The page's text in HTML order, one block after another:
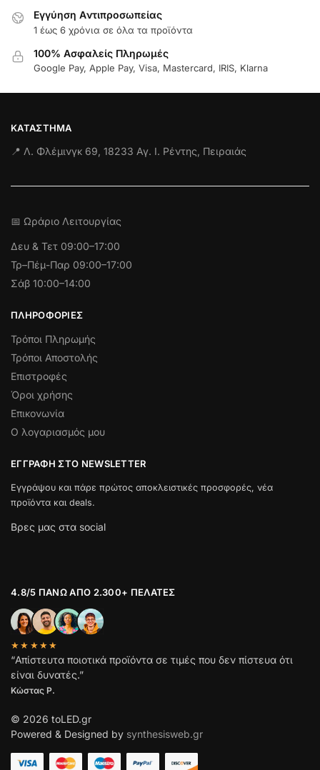
Εγγύηση Aντιπροσωπείας
1 έως 6 χρόνια σε όλα τα προϊόντα
100% Ασφαλείς Πληρωμές
Google Pay, Apple Pay, Visa, Mastercard, IRIS, Klarna
ΚΑΤΆΣΤΗΜΑ
📍 Λ. Φλέμινγκ 69, 18233 Αγ. Ι. Ρέντης, Πειραιάς
📅 Ωράριο Λειτουργίας
Δευ & Τετ 09:00–17:00
Τρ–Πέμ-Παρ 09:00–17:00
Σάβ 10:00–14:00
ΠΛΗΡΟΦΟΡΊΕΣ
Τρόποι Πληρωμής
Τρόποι Αποστολής
Επιστροφές
Όροι χρήσης
Επικονωνία
Ο λογαριασμός μου
ΕΓΓΡΑΦΉ ΣΤΟ NEWSLETTER
Εγγράψου και πάρε πρώτος αποκλειστικές προσφορές, νέα
προϊόντα και deals.
Βρες μας στα social
4.8/5 ΠΆΝΩ ΑΠΌ 2.300+ ΠΕΛΆΤΕΣ
★★★★★
“Απίστευτα ποιοτικά προϊόντα σε τιμές που δεν πίστευα ότι
είναι δυνατές.”
Κώστας Ρ.
© 2026 toLED.gr
Powered & Designed by synthesisweb.gr